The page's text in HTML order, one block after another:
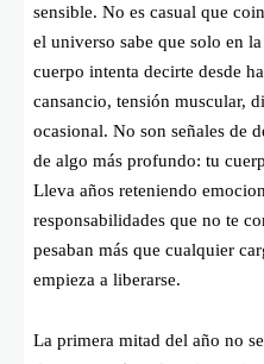
sensible. No es casual que
el universo sabe que solo en
cuerpo intenta decirte desde
cansancio, tensión muscular,
ocasional. No son señales de
de algo más profundo: tu
Lleva años reteniendo
responsabilidades que no te
pesaban más que cualquier
empieza a liberarse.
La primera mitad del año no